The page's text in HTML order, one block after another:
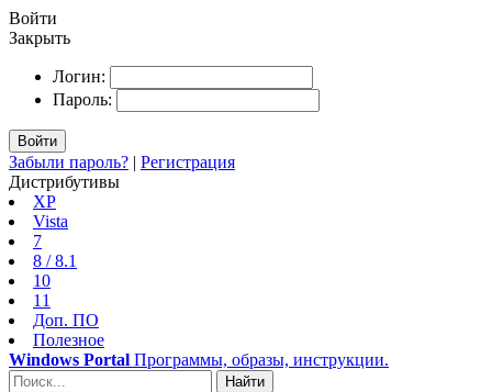
Войти
Закрыть
Логин:
Пароль:
Войти
Забыли пароль? | Регистрация
Дистрибутивы
XP
Vista
7
8 / 8.1
10
11
Доп. ПО
Полезное
Windows Portal Программы, образы, инструкции.
Найти